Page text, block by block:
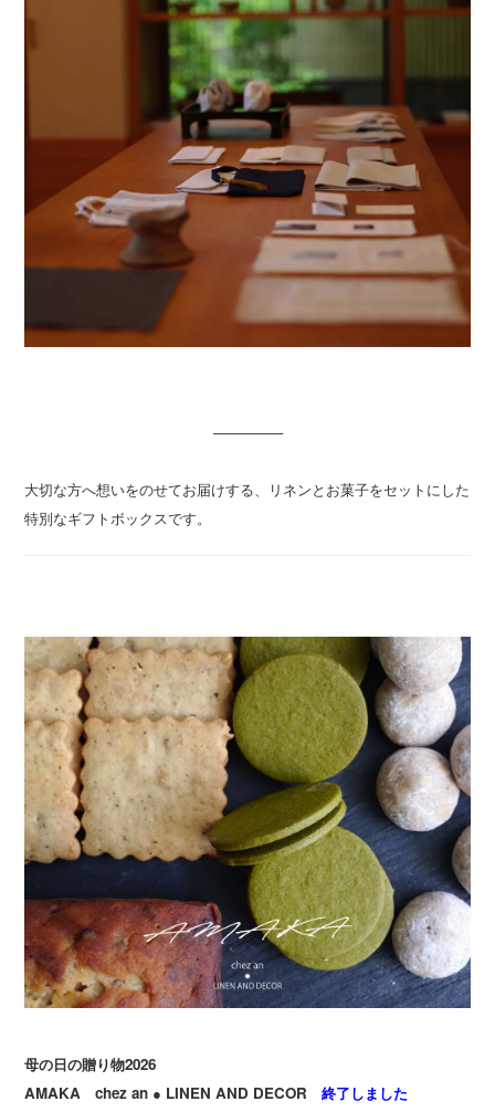
───────
大切な方へ想いをのせてお届けする、リネンとお菓子をセットにした
特別なギフトボックスです。
母の日の贈り物2026
AMAKA chez an ● LINEN AND DECOR 終了しました